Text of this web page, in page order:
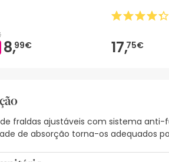
8,99€ 17,75€
fraldas ajustáveis com sistema anti-
de absorção torna-os adequados